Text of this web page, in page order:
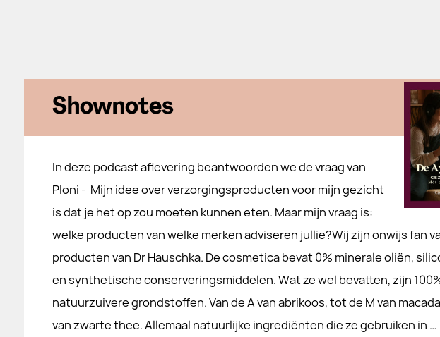
Shownotes
In deze podcast aflevering beantwoorden we de vraag van
Ploni - Mijn idee over verzorgingsproducten voor mijn gezicht
is dat je het op zou moeten kunnen eten. Maar mijn vraag is:
welke producten van welke merken adviseren jullie?Wij zijn onwijs fan
producten van Dr Hauschka. De cosmetica bevat 0% minerale oliën,
en synthetische conserveringsmiddelen. Wat ze wel bevatten, zijn
natuurzuivere grondstoffen. Van de A van abrikoos, tot de M van
van zwarte thee. Allemaal natuurlijke ingrediënten die ze gebruiken in …